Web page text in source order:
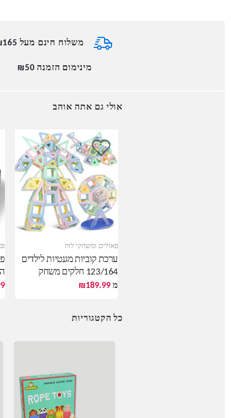
משלוח חינם מעל ₪165
מינימום הזמנה ₪50
אולי גם אתה אוהב
פאזלים ומשחקי לוח
ערכת קוביות מגנטיות לילדים
123/164 חלקים משחק
הרכבה מגנטי כולל אביזרים
מ ₪189.99
כל הקטגוריות